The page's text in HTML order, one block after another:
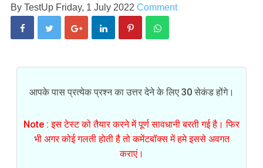
By TestUp Friday, 1 July 2022 Comment
आपके पास प्रत्येक प्रश्न का उत्तर देने के लिए 30 सेकंड होंगे।
Note : इस टेस्ट को तैयार करने में पूर्ण सावधानी बरती गई है। फिर
भी अगर कोई गलती होती है तो कमेंटबॉक्स में हमे इससे अवगत
कराएं।